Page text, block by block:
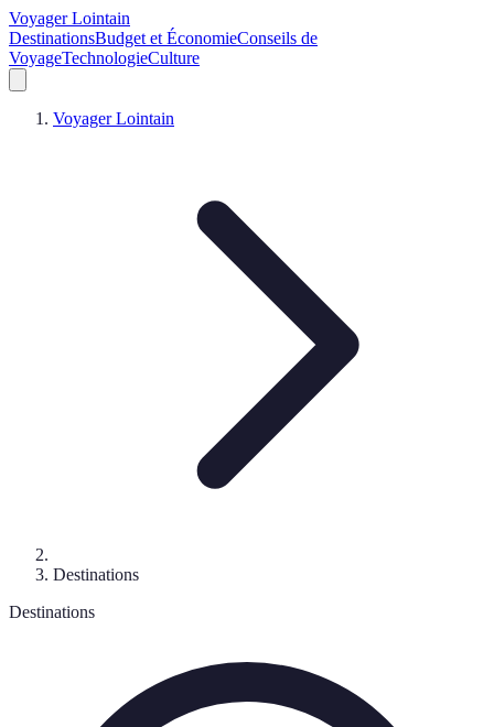
Voyager Lointain
DestinationsBudget et ÉconomieConseils de
VoyageTechnologieCulture
Voyager Lointain
Destinations
Destinations